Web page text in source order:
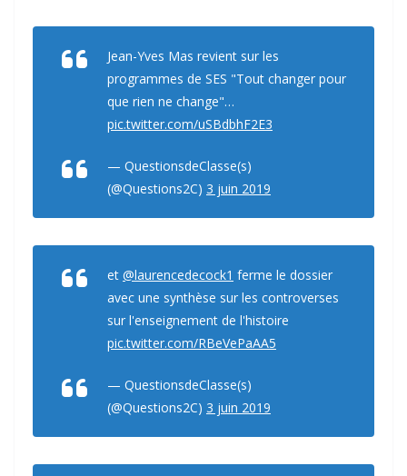
Jean-Yves Mas revient sur les
programmes de SES "Tout changer pour
que rien ne change"…
pic.twitter.com/uSBdbhF2E3
— QuestionsdeClasse(s)
(@Questions2C) 3 juin 2019
et @laurencedecock1 ferme le dossier
avec une synthèse sur les controverses
sur l'enseignement de l'histoire
pic.twitter.com/RBeVePaAA5
— QuestionsdeClasse(s)
(@Questions2C) 3 juin 2019